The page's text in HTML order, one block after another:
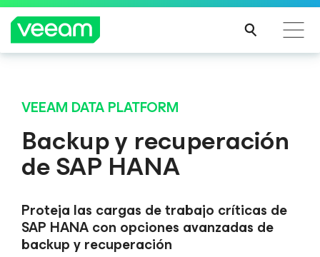
actualización de contenido de CrowdStrike
INFO
RMA
CIÓN
VEEAM DATA PLATFORM
Backup y recuperación
de SAP HANA
Proteja las cargas de trabajo críticas de
SAP HANA con opciones avanzadas de
backup y recuperación